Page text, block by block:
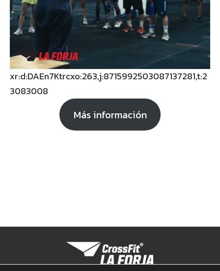
xr:d:DAEn7Ktrcxo:263,j:8715992503087137281,t:2
3083008
Más información